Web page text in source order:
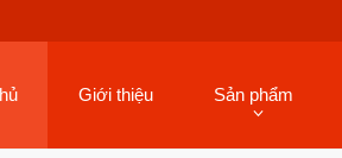
Giới thiệu Sản phẩm